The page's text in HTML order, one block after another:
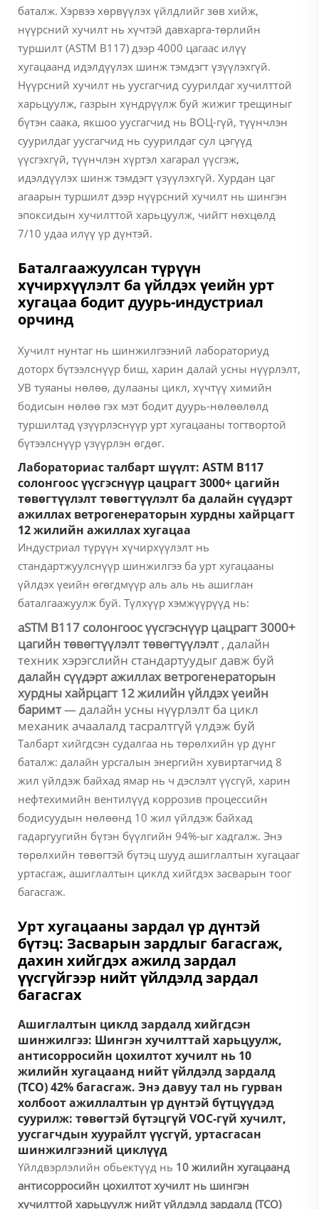
баталж. Хэрвээ хөрвүүлэх үйлдлийг зөв хийж,
нүүрсний хучилт нь хүчтэй давхарга-төрлийн
туршилт (ASTM B117) дээр 4000 цагаас илүү
хугацаанд идэлдүүлэх шинж тэмдэгт үзүүлэхгүй.
Нүүрсний хучилт нь уусгагчид суурилдаг хучилттой
харьцуулж, газрын хүндрүүлж буй жижиг трещиныг
бүтэн саака, якшоо уусгагчид нь ВОЦ-гүй, түүнчлэн
суурилдаг уусгагчид нь суурилдаг сул цэгүүд
үүсгэхгүй, түүнчлэн хүртэл хагарал үүсгэж,
идэлдүүлэх шинж тэмдэгт үзүүлэхгүй. Хурдан цаг
агаарын туршилт дээр нүүрсний хучилт нь шингэн
эпоксидын хучилттой харьцуулж, чийгт нөхцөлд
7/10 удаа илүү үр дүнтэй.
Баталгаажуулсан түрүүн
хүчирхүүлэлт ба үйлдэх үеийн урт
хугацаа бодит дуурь-индустриал
орчинд
Хучилт нунтаг нь шинжилгээний лабораториуд
доторх бүтээлснүүр биш, харин далай усны нүүрлэлт,
УВ туяаны нөлөө, дулааны цикл, хүчтүү химийн
бодисын нөлөө гэх мэт бодит дуурь-нөлөөлөлд
туршилтад үзүүрлэснүүр урт хугацааны тогтвортой
бүтээлснүүр үзүүрлэн өгдөг.
Лабораториас талбарт шүүлт: ASTM B117
солонгоос үүсгэснүүр цацрагт 3000+ цагийн
төвөгтүүлэлт төвөгтүүлэлт ба далайн сүүдэрт
ажиллах ветрогенераторын хурдны хайрцагт
12 жилийн ажиллах хугацаа
Индустриал түрүүн хүчирхүүлэлт нь
стандартжуулснүүр шинжилгээ ба урт хугацааны
үйлдэх үеийн өгөгдмүүр аль аль нь ашиглан
баталгаажуулж буй. Түлхүүр хэмжүүрүүд нь:
aSTM B117 солонгоос үүсгэснүүр цацрагт 3000+
цагийн төвөгтүүлэлт төвөгтүүлэлт, далайн
техник хэрэгслийн стандартуудыг давж буй
далайн сүүдэрт ажиллах ветрогенераторын
хурдны хайрцагт 12 жилийн үйлдэх үеийн
баримт— далайн усны нүүрлэлт ба цикл
механик ачаалалд тасралтгүй үлдэж буй
Талбарт хийгдсэн судалгаа нь төрөлхийн үр дүнг
баталж: далайн урсгалын энергийн хувиртагчид 8
жил үйлдэж байхад ямар нь ч дэслэлт үүсгүй, харин
нефтехимийн вентилүүд коррозив процессийн
бодисуудын нөлөөнд 10 жил үйлдэж байхад
гадаргуугийн бүтэн бүүлгийн 94%-ыг хадгалж. Энэ
төрөлхийн төвөгтэй бүтэц шууд ашиглалтын хугацааг
уртасгаж, ашиглалтын циклд хийгдэх засварын тоог
багасгаж.
Урт хугацааны зардал үр дүнтэй
бүтэц: Засварын зардлыг багасгаж,
дахин хийгдэх ажилд зардал
үүсгүйгээр нийт үйлдэлд зардал
багасгах
Ашиглалтын циклд зардалд хийгдсэн
шинжилгээ: Шингэн хучилттай харьцуулж,
антисорросийн цохилтот хучилт нь 10
жилийн хугацаанд нийт үйлдэлд зардалд
(TCO) 42% багасгаж. Энэ давуу тал нь гурван
холбоот ажиллалтын үр дүнтэй бүтцүүдэд
суурилж: төвөгтэй бүтэцгүй VOC-гүй хучилт,
уусгагчдын хуурайлт үүсгүй, уртасгасан
шинжилгээний циклүүд
Үйлдвэрлэлийн обьектүүд нь 10 жилийн хугацаанд
антисорросийн цохилтот хучилт нь шингэн
хучилттой харьцуулж нийт үйлдэлд зардалд (TCO)